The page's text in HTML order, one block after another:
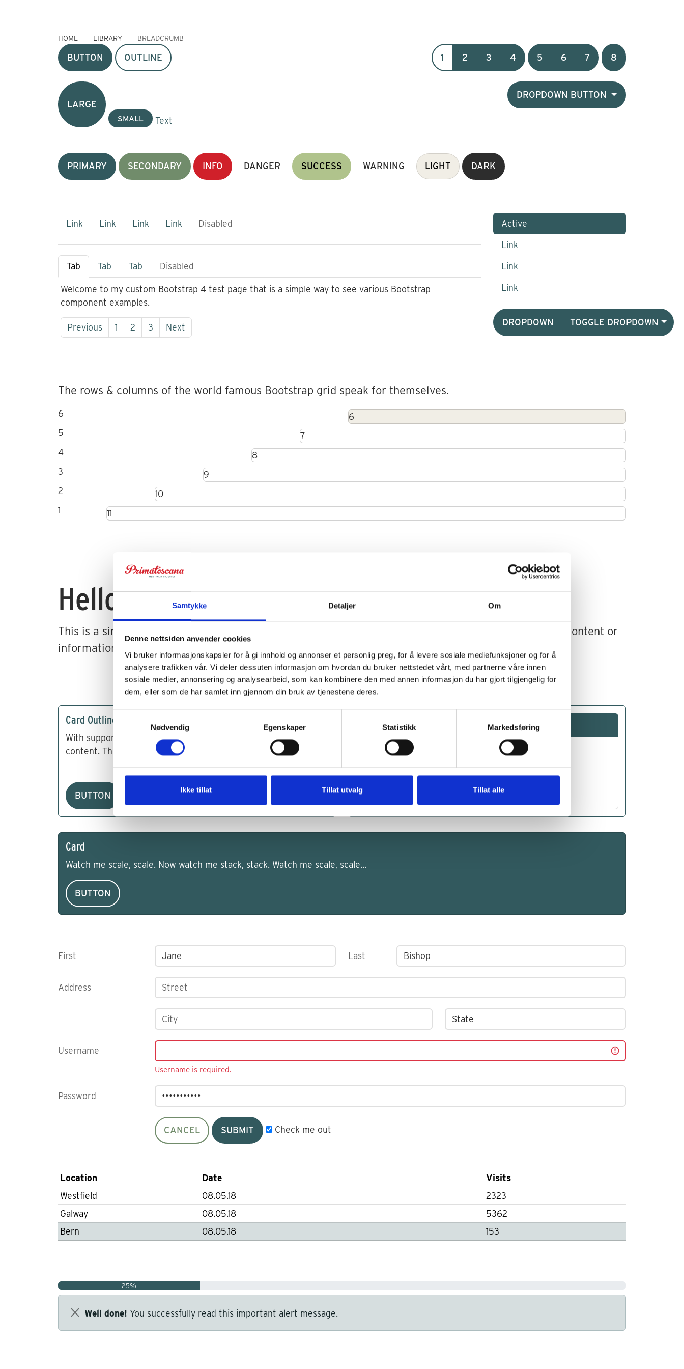
Samtykke Detaljer Om
Denne nettsiden anvender cookies
Vi bruker informasjonskapsler for å gi innhold og annonser et personlig preg, for å levere sosiale mediefunksjoner og for å
analysere trafikken vår. Vi deler dessuten informasjon om hvordan du bruker nettstedet vårt, med partnerne våre innen
sosiale medier, annonsering og analysearbeid, som kan kombinere den med annen informasjon du har gjort tilgjengelig for
dem, eller som de har samlet inn gjennom din bruk av tjenestene deres.
Nødvendig
Egenskaper Statistikk Markedsføring
Ikke tillat Tillat utvalg Tillat alle
HOME LIBRARY BREADCRUMB
BUTTON OUTLINE
LARGE
SMALL Text
1 2 3 4 5 6 7 8
DROPDOWN BUTTON
PRIMARY SECONDARY INFO DANGER SUCCESS WARNING LIGHT DARK
Link Link Link Link Disabled
Tab Tab Tab Disabled
Welcome to my custom Bootstrap 4 test page that is a simple way to see various Bootstrap
component examples.
Previous 1 2 3 Next
Active
Link
Link
Link
DROPDOWN TOGGLE DROPDOWN
The rows & columns of the world famous Bootstrap grid speak for themselves.
6
6
5
7
4
8
3
9
2
10
1
11
Hello, world!
This is a simple hero unit, a simple jumbotron-style component for calling extra attention to featured content or
information.
Card Outline
With supporting text below as a natural lead-in to additional
content. This has text that may wrap to the next line.
BUTTON
List Group
List item
List item 2
Card
Watch me scale, scale. Now watch me stack, stack. Watch me scale, scale...
BUTTON
First Last
Address
Username
Username is required.
Password
Check me out
Location Date
Visits
Westfield
08.05.18
2323
Galway
08.05.18
5362
Bern
08.05.18 153
25%
Well done! You successfully read this important alert message.